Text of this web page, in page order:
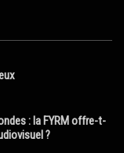
: la FYRM offre-t-
?